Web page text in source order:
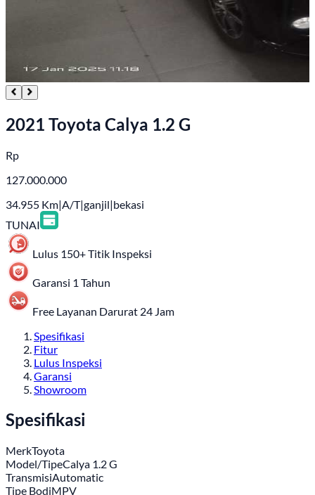
2021 Toyota Calya 1.2 G
Rp
127.000.000
34.955 Km|A/T|ganjil|bekasi
TUNAI
Lulus 150+ Titik Inspeksi
Garansi 1 Tahun
Free Layanan Darurat 24 Jam
Spesifikasi
Fitur
Lulus Inspeksi
Garansi
Showroom
Spesifikasi
MerkToyota
Model/TipeCalya 1.2 G
TransmisiAutomatic
Tipe BodiMPV